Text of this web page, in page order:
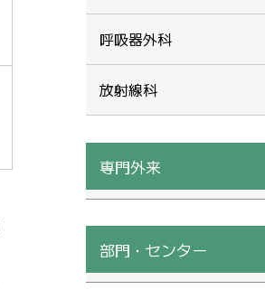
呼吸器外科
放射線科
専門外来
部門・センター